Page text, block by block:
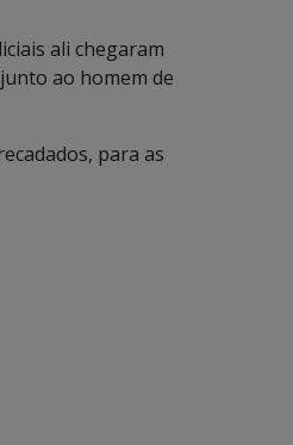
ali chegaram
ao homem de
para as